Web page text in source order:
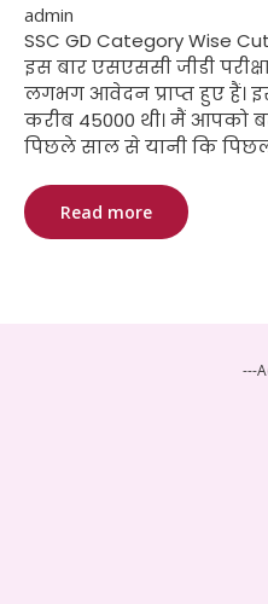
admin
SSC GD Category Wise
इस बार एसएससी जीडी
लगभग आवेदन प्राप्त हुए हैं।
करीब 45000 थी। मैं आपको
पिछले साल से यानी कि
Read more
---